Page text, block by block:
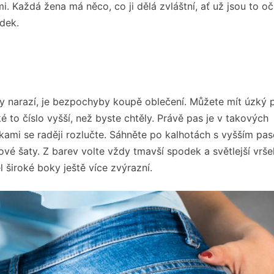
Každá žena má něco, co ji dělá zvláštní, ať už jsou to
narazí, je bezpochyby koupě oblečení. Můžete mít úzký
to číslo vyšší, než byste chtěly. Právě pas je v takových
se raději rozlučte. Sáhněte po kalhotách s vyšším
šaty. Z barev volte vždy tmavší spodek a světlejší
široké boky ještě více zvýrazní.